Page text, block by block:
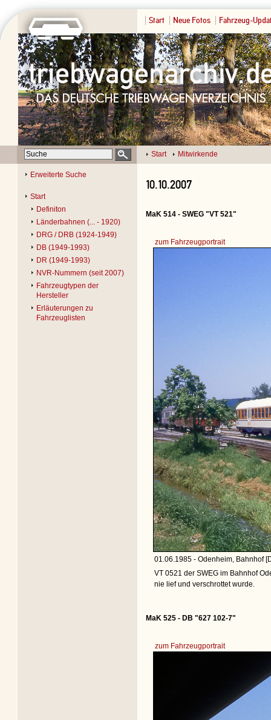
Start Neue Fotos Fahrzeug-
Start Mitwirkende
Erweiterte Suche
Start
Definiton
Länderbahnen (... - 1920)
DRG / DRB (1924-1949)
DB (1949-1993)
DR (1949-1993)
NVR-Nummern (seit 2007)
Fahrzeugtypen der
Hersteller
Erläuterungen zu
Fahrzeuglisten
10.10.2007
MaK 514 - SWEG "VT 521"
zum Fahrzeugportrait
01.06.1985 - Odenheim, Bahnhof
VT 0521 der SWEG im Bahnhof
nie lief und verschrottet wurde.
MaK 525 - DB "627 102-7"
zum Fahrzeugportrait